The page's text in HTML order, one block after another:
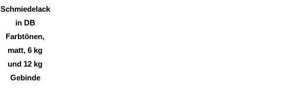
Schmiedelack
in DB
Farbtönen,
matt, 6 kg
und 12 kg
Gebinde
können